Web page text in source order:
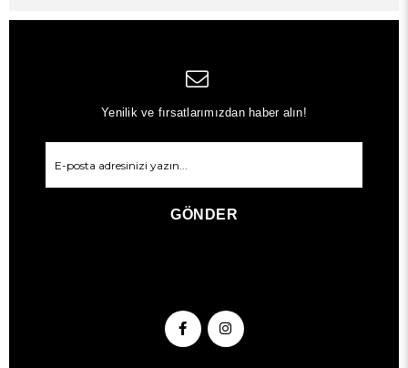
Yenilik ve fırsatlarımızdan haber alın!
GÖNDER